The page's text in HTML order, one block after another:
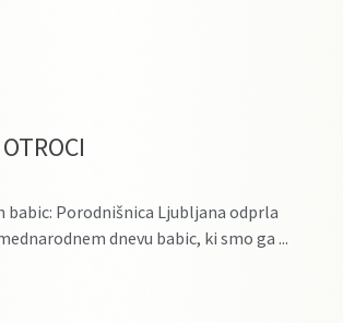
babic: Porodnišnica Ljubljana odprla
dnevu babic, ki smo ga